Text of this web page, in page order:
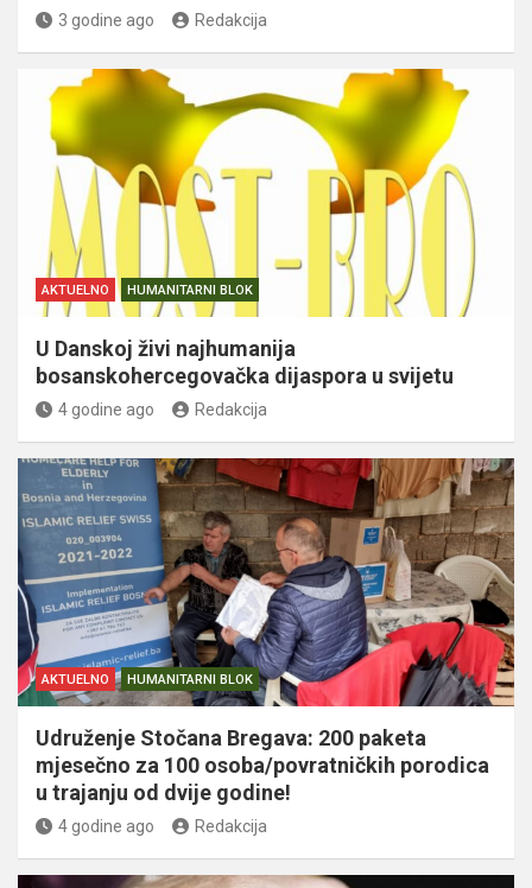
3 godine ago Redakcija
AKTUELNO HUMANITARNI BLOK
U Danskoj živi najhumanija
bosanskohercegovačka dijaspora u svijetu
4 godine ago Redakcija
AKTUELNO HUMANITARNI BLOK
Udruženje Stočana Bregava: 200 paketa
mjesečno za 100 osoba/povratničkih porodica
u trajanju od dvije godine!
4 godine ago Redakcija